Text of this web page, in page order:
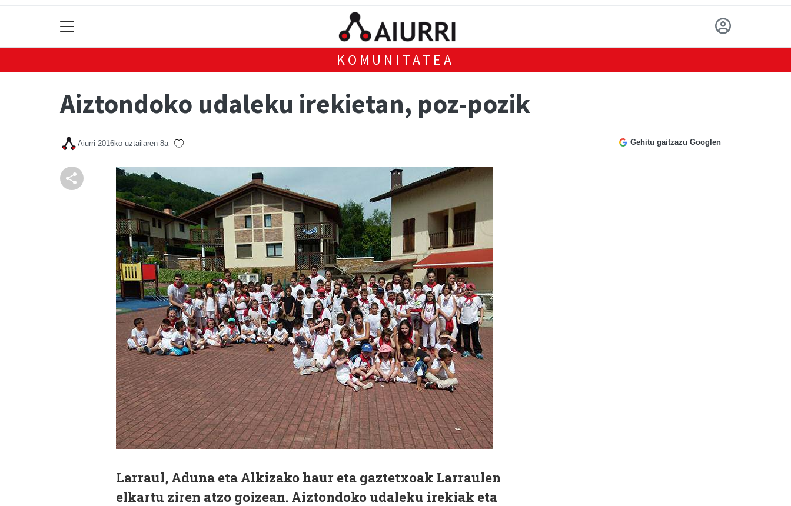
KOMUNITATEA
Aiztondoko udaleku irekietan, poz-pozik
Aiurri 2016ko uztailaren 8a Gehitu gaitzazu Googlen
Larraul, Aduna eta Alkizako haur eta gaztetxoak Larraulen
elkartu ziren atzo goizean. Aiztondoko udaleku irekiak eta